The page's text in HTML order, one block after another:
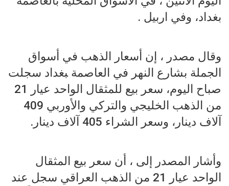
بغداد، وفي اربيل .
وقال مصدر ، إن أسعار الذهب في أسواق
الجملة ب‍‍‍شارع النهر في العاصمة ‍‍بغداد سجلت
صباح اليوم، سعر بيع للمثقال الواحد عيار 21
من الذهب الخليجي والتركي والأوربي 409
آلاف دينار، وسعر الشراء 405 آلاف دينار.
وأشار المصدر إلى ، أن سعر بيع المثقال
الواحد عيار 21 من الذهب العراقي سجل عند